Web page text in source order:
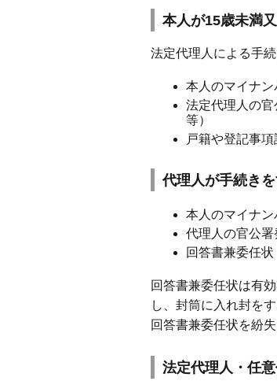
本人が15歳未満
法定代理人による手
本人のマイナン
法定代理人の
等）
戸籍や登記事
代理人が手続き
本人のマイナン
代理人の官公署
回答書兼委任状
回答書兼委任状は有
し、封筒に入れ封を
回答書兼委任状を紛
法定代理人・任